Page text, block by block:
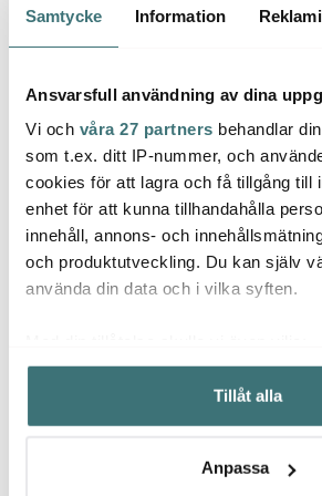
Samtycke Information
Ansvarsfull användning av dina
Vi och våra 27 partners behandlar
som t.ex. ditt IP-nummer, och
cookies för att lagra och få tillgång till
enhet för att kunna tillhandahålla
innehåll, annons- och
och produktutveckling. Du kan själv
använda din data och i vilka syften.
Samla in information om din
kan ha en noggrannhet på upp till
Identifiera din enhet genom att
Ta reda på mer om hur dina personliga
Tillåt alla
Anpassa
Kay Bojesen
Denmark
Sångfågel 5 cm 3-pack
Kay
Denmark
Kay Bojesen